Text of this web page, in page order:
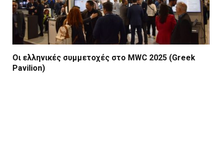
Οι ελληνικές συμμετοχές στο MWC 2025 (Greek
Pavilion)